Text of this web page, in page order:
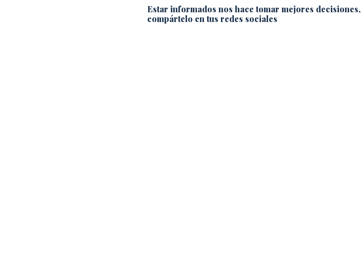
Estar informados nos hace tomar mejores decisiones,
compártelo en tus redes sociales